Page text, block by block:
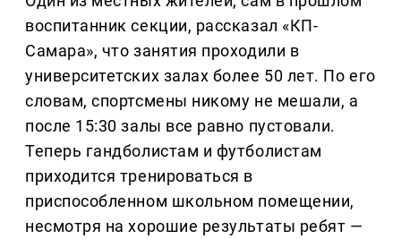
воспитанник секции, рассказал «КП-
Самара», что занятия проходили в
университетских залах более 50 лет. По его
словам, спортсмены никому не мешали, а
после 15:30 залы все равно пустовали.
Теперь гандболистам и футболистам
приходится тренироваться в
приспособленном школьном помещении,
несмотря на хорошие результаты ребят —